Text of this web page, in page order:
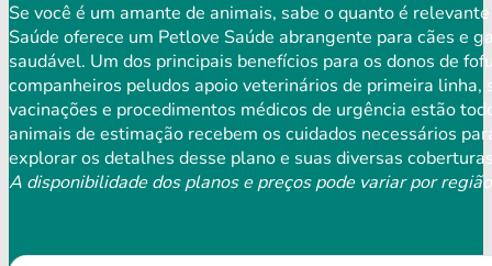
Se você é um amante de animais, sabe o quanto é
Saúde oferece um Petlove Saúde abrangente para cães e
saudável. Um dos principais benefícios para os donos de
companheiros peludos apoio veterinários de primeira
vacinações e procedimentos médicos de urgência estão
animais de estimação recebem os cuidados necessários
explorar os detalhes desse plano e suas diversas
A disponibilidade dos planos e preços pode variar por